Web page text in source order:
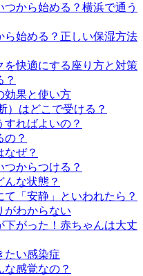
つから始める？横浜で通う
ら始める？正しい保湿方法
を快適にする座り方と対策
？
効果と使い方
）はどこで受ける？
ればよいの？
の？
なぜ？
からつける？
な状態？
「安静」といわれたら？
がわからない
下がった！赤ちゃんは大丈
たい感染症
な感覚なの？